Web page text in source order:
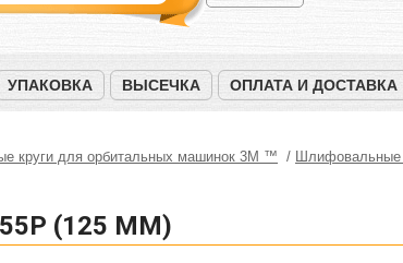
УПАКОВКА ВЫСЕЧКА ОПЛАТА И ДОСТАВКА
круги для орбитальных машинок 3М ™
Шлифовальные
(125 ММ)